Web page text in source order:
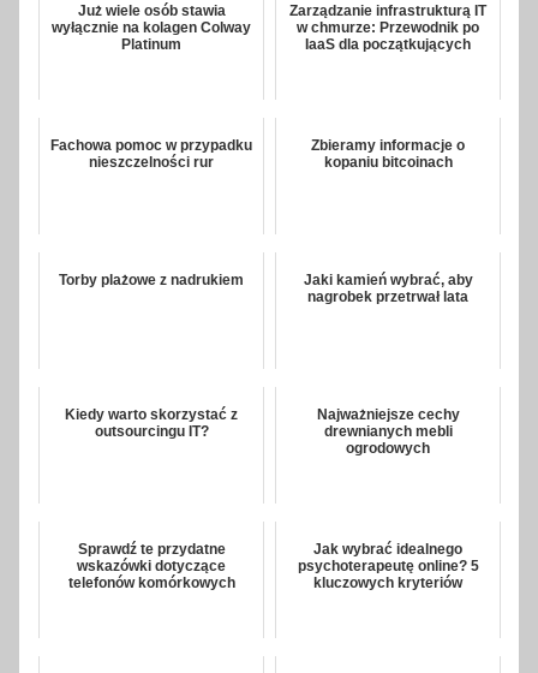
Już wiele osób stawia
wyłącznie na kolagen Colway
Platinum
Zarządzanie infrastrukturą IT
w chmurze: Przewodnik po
IaaS dla początkujących
Fachowa pomoc w przypadku
nieszczelności rur
Zbieramy informacje o
kopaniu bitcoinach
Torby plażowe z nadrukiem
Jaki kamień wybrać, aby
nagrobek przetrwał lata
Kiedy warto skorzystać z
outsourcingu IT?
Najważniejsze cechy
drewnianych mebli
ogrodowych
Sprawdź te przydatne
wskazówki dotyczące
telefonów komórkowych
Jak wybrać idealnego
psychoterapeutę online? 5
kluczowych kryteriów